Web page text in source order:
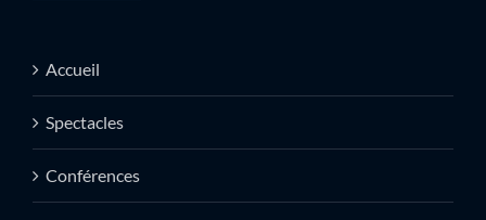
Accueil
Spectacles
Conférences